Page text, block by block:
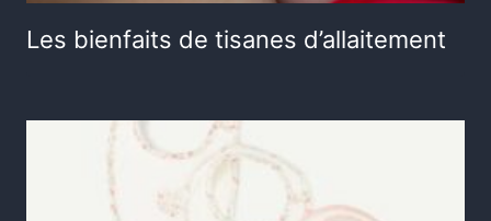
Les bienfaits de tisanes d’allaitement